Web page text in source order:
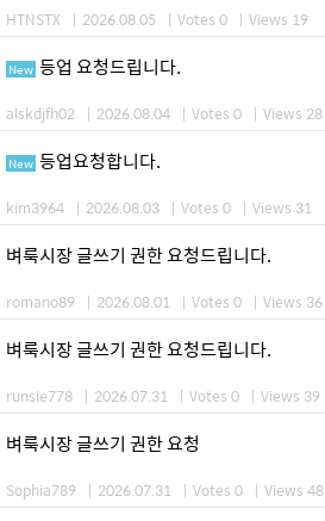
HTNSTX | 2026.08.05 | Votes 0 | Views 19
New 등업 요청드립니다.
alskdjfh02 | 2026.08.04 | Votes 0 | Views 28
New 등업요청합니다.
kim3964 | 2026.08.03 | Votes 0 | Views 31
벼룩시장 글쓰기 권한 요청드립니다.
romano89 | 2026.08.01 | Votes 0 | Views 36
벼룩시장 글쓰기 권한 요청드립니다.
runsie778 | 2026.07.31 | Votes 0 | Views 39
벼룩시장 글쓰기 권한 요청
Sophia789 | 2026.07.31 | Votes 0 | Views 48